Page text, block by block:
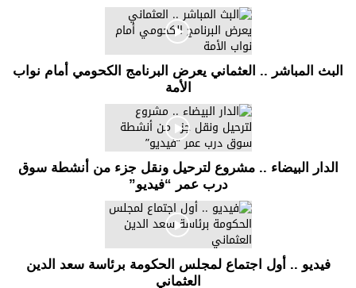
البث المباشر .. العثماني يعرض البرنامج الكحومي أمام نواب
الأمة
الدار البيضاء .. مشروع لترحيل ونقل جزء من أنشطة سوق
درب عمر “فيديو”
فيديو .. أول اجتماع لمجلس الحكومة برئاسة سعد الدين
العثماني